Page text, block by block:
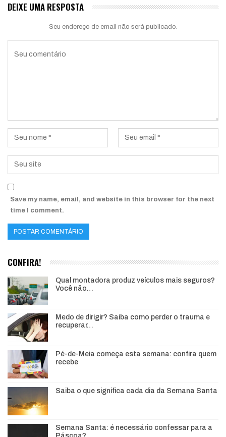
DEIXE UMA RESPOSTA
Seu endereço de email não será publicado.
Save my name, email, and website in this browser for the next
time I comment.
CONFIRA!
Qual montadora produz veículos mais seguros?
Você não…
Medo de dirigir? Saiba como perder o trauma e
recuperar…
Pé-de-Meia começa esta semana: confira quem
recebe
Saiba o que significa cada dia da Semana Santa
Semana Santa: é necessário confessar para a